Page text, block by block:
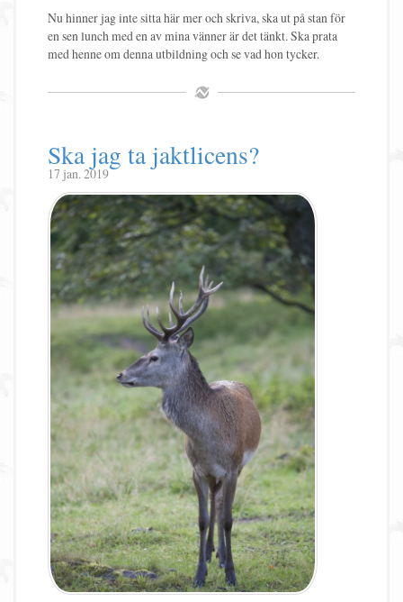
Nu hinner jag inte sitta här mer och skriva, ska ut på stan för
en sen lunch med en av mina vänner är det tänkt. Ska prata
med henne om denna utbildning och se vad hon tycker.
Ska jag ta jaktlicens?
17 jan. 2019